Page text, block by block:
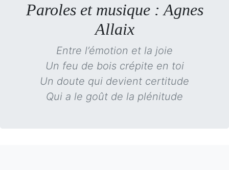
Paroles et musique : Agnes
Allaix
Entre l’émotion et la joie
Un feu de bois crépite en toi
Un doute qui devient certitude
Qui a le goût de la plénitude